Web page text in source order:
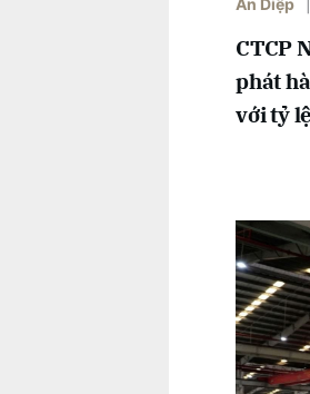
An Diệp
CTCP
phát
với tỷ